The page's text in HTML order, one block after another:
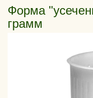
Форма
грамм